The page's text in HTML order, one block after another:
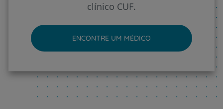
clínico CUF.
ENCONTRE UM MÉDICO